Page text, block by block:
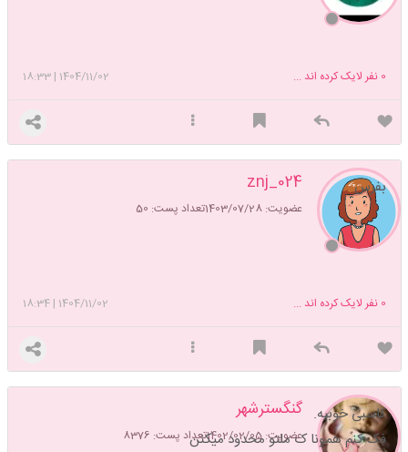
1404/11/02
|
18:33 0 نفر لایک کرده اند ...
znj_024
عضویت: 1403/07/28 تعداد پست: 50
بفرس
1404/11/02
|
18:34 0 نفر لایک کرده اند ...
گنگسترشهر
عضویت: 1402/02/05 تعداد پست: 8376
کاسبی خوبیه.
فک کنم همونا ک ملتو محدود میکنن